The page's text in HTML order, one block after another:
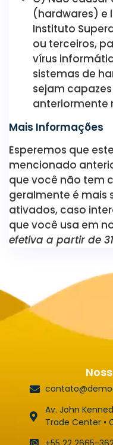
(hardwares) e
Instituto
ou terceiros,
vírus
sistemas de
sejam
anteriormente
Mais Informações
Esperemos que
mencionado
que você não tem
geralmente é mais
ativados, caso
que você usa em
efetiva a partir de
Av. John
Trade Center •